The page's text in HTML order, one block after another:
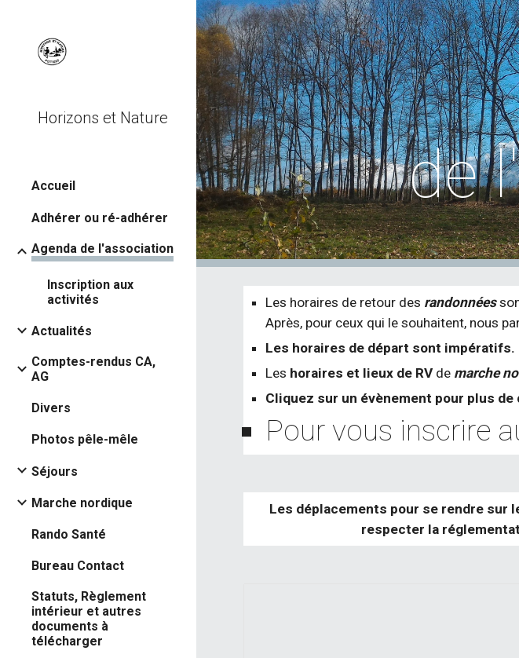
Skip to main content
Horizons et Nature
Accueil
Adhérer ou ré-adhérer
Agenda de l'association
Inscription aux
activités
Actualités
Comptes-rendus CA,
AG
Divers
Photos pêle-mêle
Séjours
Marche nordique
Rando Santé
Bureau Contact
Statuts, Règlement
intérieur et autres
documents à
télécharger
de
Les horaires de retour des randonnées
Après, pour ceux qui le souhaitent, nous
Les horaires de départ sont impératifs.
Les horaires et lieux de RV de marche
Cliquez sur un évènement pour plus de
Pour vous inscrire
Les déplacements pour se rendre sur
respecter la